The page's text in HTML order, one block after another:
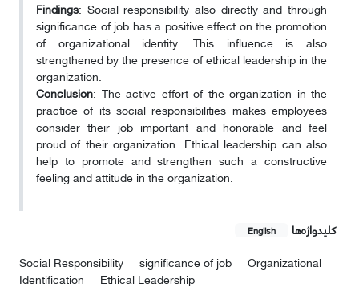
Findings: Social responsibility also directly and through
significance of job has a positive effect on the promotion
of organizational identity. This influence is also
strengthened by the presence of ethical leadership in the
organization.
Conclusion: The active effort of the organization in the
practice of its social responsibilities makes employees
consider their job important and honorable and feel
proud of their organization. Ethical leadership can also
help to promote and strengthen such a constructive
feeling and attitude in the organization.
کلیدواژه‌ها English
Social Responsibility significance of job
Organizational
Identification
Ethical Leadership